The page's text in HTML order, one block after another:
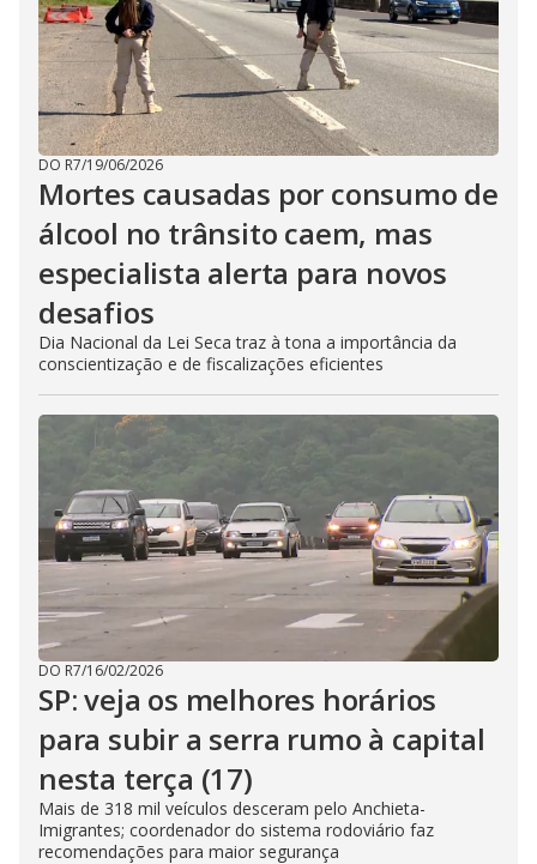
DO R7/19/06/2026
Mortes causadas por consumo de
álcool no trânsito caem, mas
especialista alerta para novos
desafios
Dia Nacional da Lei Seca traz à tona a importância da
conscientização e de fiscalizações eficientes
DO R7/16/02/2026
SP: veja os melhores horários
para subir a serra rumo à capital
nesta terça (17)
Mais de 318 mil veículos desceram pelo Anchieta-
Imigrantes; coordenador do sistema rodoviário faz
recomendações para maior segurança